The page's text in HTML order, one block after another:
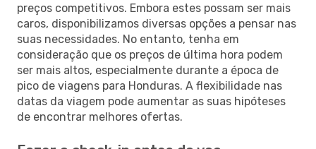
preços competitivos. Embora estes possam ser mais
caros, disponibilizamos diversas opções a pensar nas
suas necessidades. No entanto, tenha em
consideração que os preços de última hora podem
ser mais altos, especialmente durante a época de
pico de viagens para Honduras. A flexibilidade nas
datas da viagem pode aumentar as suas hipóteses
de encontrar melhores ofertas.